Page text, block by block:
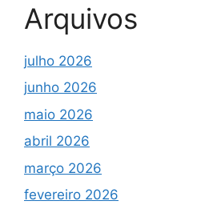
Arquivos
julho 2026
junho 2026
maio 2026
abril 2026
março 2026
fevereiro 2026